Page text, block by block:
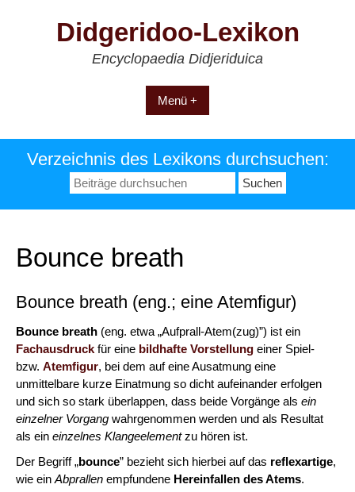
Didgeridoo-Lexikon
Encyclopaedia Didjeriduica
Menü +
Verzeichnis des Lexikons durchsuchen:
Suchen
nach:
Bounce breath
Bounce breath (eng.; eine Atemfigur)
Bounce breath (eng. etwa „Aufprall-Atem(zug)”) ist ein
Fachausdruck für eine bildhafte Vorstellung einer Spiel-
bzw. Atemfigur, bei dem auf eine Ausatmung eine
unmittelbare kurze Einatmung so dicht aufeinander erfolgen
und sich so stark überlappen, dass beide Vorgänge als ein
einzelner Vorgang wahrgenommen werden und als Resultat
als ein einzelnes Klangeelementzu hören ist.
Der Begriff „bounce” bezieht sich hierbei auf das reflexartige,
wie ein Abprallen empfundene Hereinfallen des Atems.